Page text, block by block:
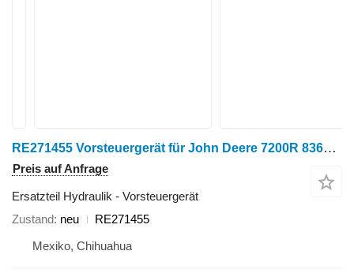
RE271455 Vorsteuergerät für John Deere 7200R 8360RT VARIOS Raupentraktor
Preis auf Anfrage
Ersatzteil Hydraulik - Vorsteuergerät
Zustand neu
RE271455
Mexiko, Chihuahua